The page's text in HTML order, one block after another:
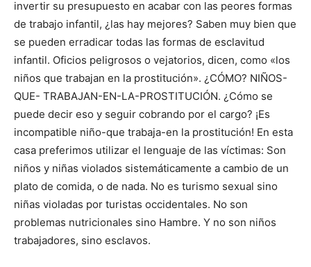
invertir su presupuesto en acabar con las peores formas
de trabajo infantil, ¿las hay mejores? Saben muy bien que
se pueden erradicar todas las formas de esclavitud
infantil. Oficios peligrosos o vejatorios, dicen, como «los
niños que trabajan en la prostitución». ¿CÓMO? NIÑOS-
QUE- TRABAJAN-EN-LA-PROSTITUCIÓN. ¿Cómo se
puede decir eso y seguir cobrando por el cargo? ¡Es
incompatible niño-que trabaja-en la prostitución! En esta
casa preferimos utilizar el lenguaje de las víctimas: Son
niños y niñas violados sistemáticamente a cambio de un
plato de comida, o de nada. No es turismo sexual sino
niñas violadas por turistas occidentales. No son
problemas nutricionales sino Hambre. Y no son niños
trabajadores, sino esclavos.